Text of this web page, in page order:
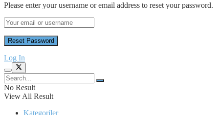
Please enter your username or email address to reset your password.
Log In
No Result
View All Result
Kategoriler